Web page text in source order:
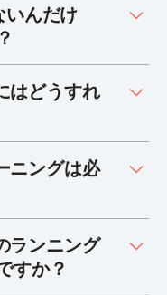
んだけ
はどうすれ
ニングは必
ランニング
すか？